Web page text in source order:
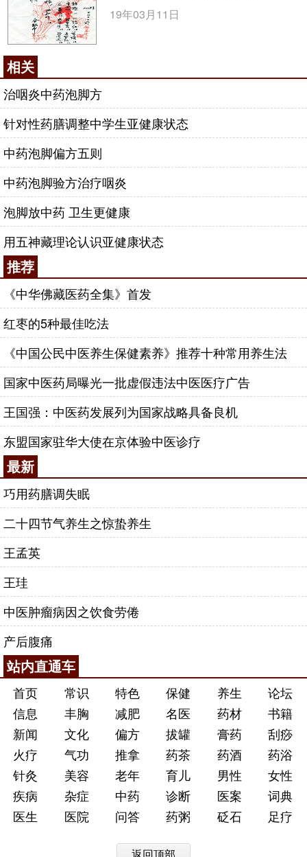
19年03月11日
相关
治咽炎中药泡脚方
针对性药膳调整中学生亚健康状态
中药泡脚偏方五则
中药泡脚验方治疗咽炎
泡脚放中药 卫生更健康
用五神藏理论认识亚健康状态
推荐
《中华佛藏医药全集》首发
红枣的5种最佳吃法
《中国公民中医养生保健素养》推荐十种常用养生法
国家中医药局曝光一批虚假违法中医医疗广告
王国强：中医药发展列为国家战略具备良机
东盟国家驻华大使在京体验中医诊疗
最新
巧用药膳调失眠
二十四节气养生之惊蛰养生
王孟英
王珪
中医肿瘤病因之饮食劳倦
产后腹痛
站内直通车
首页 常识 特色 保健 养生
论坛
信息
丰胸 减肥 名医 药材
书籍
新闻
文化 偏方 拔罐 膏药
刮痧
火疗
气功 推拿 药茶 药酒
药浴
针灸
美容 老年 育儿 男性
女性
疾病
杂症 中药 诊断 医案
词典
医生
医院 问答 药粥 砭石 足疗